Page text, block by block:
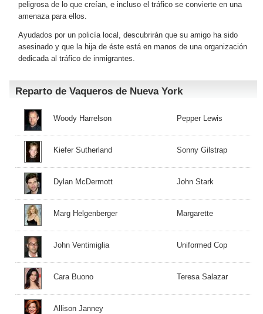
peligrosa de lo que creían, e incluso el tráfico se convierte en una
amenaza para ellos.
Ayudados por un policía local, descubrirán que su amigo ha sido
asesinado y que la hija de éste está en manos de una organización
dedicada al tráfico de inmigrantes.
Reparto de Vaqueros de Nueva York
Woody Harrelson Pepper Lewis
Kiefer Sutherland Sonny Gilstrap
Dylan McDermott John Stark
Marg Helgenberger Margarette
John Ventimiglia Uniformed Cop
Cara Buono Teresa Salazar
Allison Janney